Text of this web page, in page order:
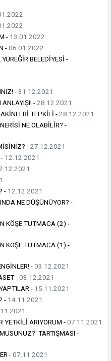
- 13.01.2022
-06.01.2022
BELEDİYESİ -
-31.12.2021
ANLAYIŞI! -28.12.2021
TEPKİLİ -28.12.2021
NE OLABİLİR? -
-27.12.2021
12.12.2021
- 12.12.2021
NE DÜŞÜNÜYOR? -
KÖŞE TUTMACA (2) -
KÖŞE TUTMACA (1) -
-03.12.2021
-03.12.2021
- 15.11.2021
- 14.11.2021
YETKİLİ ARIYORUM -07.11.2021
TARTIŞMASI -
-07.11.2021